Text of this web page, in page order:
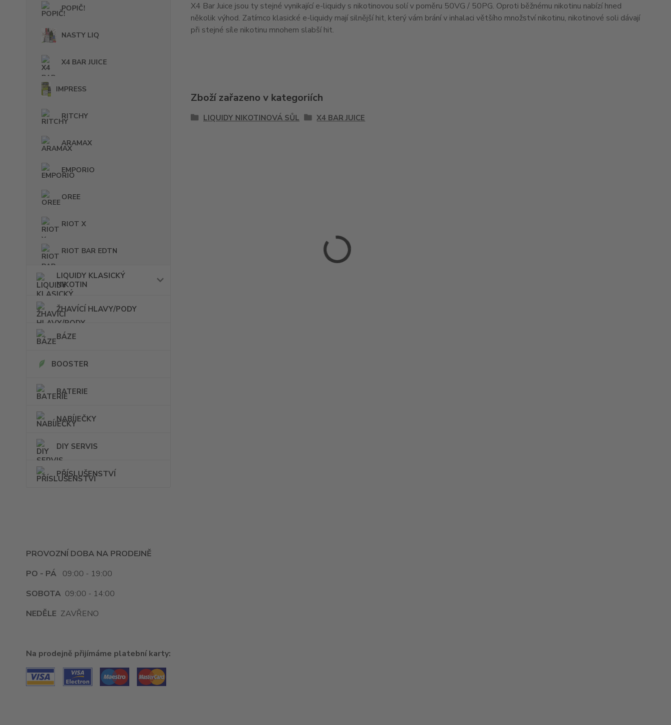
POPIČ!
NASTY LIQ
X4 BAR JUICE
IMPRESS
RITCHY
ARAMAX
EMPORIO
OREE
RIOT X
RIOT BAR EDTN
LIQUIDY KLASICKÝ
NIKOTIN
ŽHAVÍCÍ HLAVY/PODY
BÁZE
BOOSTER
BATERIE
NABÍJEČKY
DIY SERVIS
PŘÍSLUŠENSTVÍ
PROVOZNÍ DOBA NA PRODEJNĚ
PO - PÁ 09:00 - 19:00
SOBOTA 09:00 - 14:00
NEDĚLE ZAVŘENO
Na prodejně přijímáme platební karty:
X4 Bar Juice jsou ty stejné vynikající e-liquidy s nikotinovou solí v poměru 50VG / 50PG. Oproti běžnému nikotinu nabízí hned
několik výhod. Zatímco klasické e-liquidy mají silnější hit, který vám brání v inhalaci většího množství nikotinu, nikotinové soli dávají
při stejné síle nikotinu mnohem slabší hit.
Zboží zařazeno v kategoriích
LIQUIDY NIKOTINOVÁ SŮL X4 BAR JUICE